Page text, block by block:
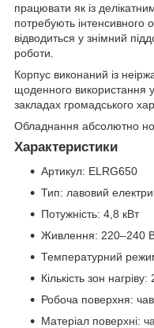
працювати як із
потребують
відводиться у знімний
роботи.
Корпус виконаний із
щоденного використання
закладах громадського
Обладнання абсолютно
Характеристики
Артикул: ELRG650
Тип: лавовий
Потужність: 4,8 кВт
Живлення: 220–240
Температурний
Кількість зон нагріву:
Робоча поверхня:
Матеріал поверхні: